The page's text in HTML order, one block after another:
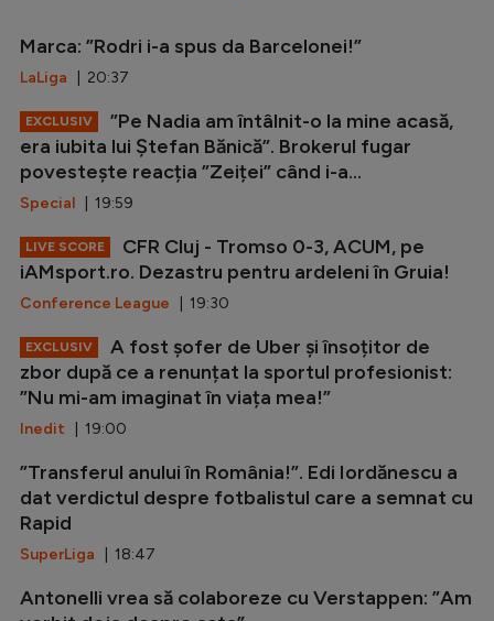
Marca: ”Rodri i-a spus da Barcelonei!”
LaLiga | 20:37
EXCLUSIV
”Pe Nadia am întâlnit-o la mine acasă,
era iubita lui Ștefan Bănică”. Brokerul fugar
povestește reacția ”Zeiței” când i-a...
Special | 19:59
LIVE SCORE
CFR Cluj - Tromso 0-3, ACUM, pe
iAMsport.ro. Dezastru pentru ardeleni în Gruia!
Conference League | 19:30
EXCLUSIV
A fost șofer de Uber și însoțitor de
zbor după ce a renunțat la sportul profesionist:
”Nu mi-am imaginat în viața mea!”
Inedit | 19:00
”Transferul anului în România!”. Edi Iordănescu a
dat verdictul despre fotbalistul care a semnat cu
Rapid
SuperLiga | 18:47
Antonelli vrea să colaboreze cu Verstappen: ”Am